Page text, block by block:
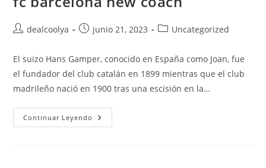
Autor
la
entrada:
dealcoolya
Publicación
entrada:
junio 21, 2023
Categoría
la
entrada:
Uncategorized
El suizo Hans Gamper, conocido en España como Joan, fue
el fundador del club catalán en 1899 mientras que el club
madrileño nació en 1900 tras una escisión en la…
Continuar Leyendo Fc
Barcelona